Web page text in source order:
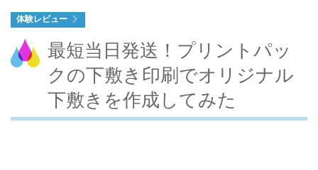
体験レビュー
最短当日発送！プリントパッ
クの下敷き印刷でオリジナル
下敷きを作成してみた